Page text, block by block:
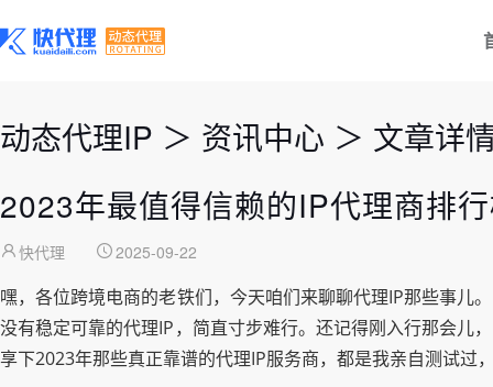
动态代理IP ＞ 资讯中心 ＞ 文章详
2023年最值得信赖的IP代理商排
快代理 2025-09-22
嘿，各位跨境电商的老铁们，今天咱们来聊聊代理IP那些事儿
没有稳定可靠的代理IP，简直寸步难行。还记得刚入行那会儿
享下2023年那些真正靠谱的代理IP服务商，都是我亲自测试过